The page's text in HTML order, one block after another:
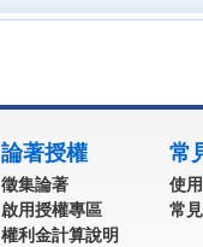
論著授權
徵集論著
啟用授權專區
權利金計算說明
常
使
常